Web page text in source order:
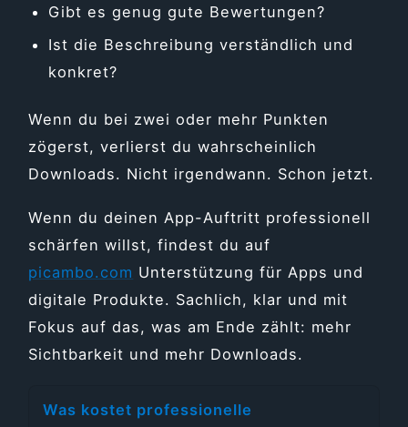
Gibt es genug gute Bewertungen?
Ist die Beschreibung verständlich und
konkret?
Wenn du bei zwei oder mehr Punkten
zögerst, verlierst du wahrscheinlich
Downloads. Nicht irgendwann. Schon jetzt.
Wenn du deinen App-Auftritt professionell
schärfen willst, findest du auf
picambo.com Unterstützung für Apps und
digitale Produkte. Sachlich, klar und mit
Fokus auf das, was am Ende zählt: mehr
Sichtbarkeit und mehr Downloads.
Was kostet professionelle